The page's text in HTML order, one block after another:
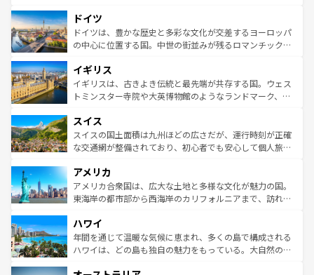
せる。地方によって風土や気候が異なるスペインはその個
性で訪れる人を魅了する。 なお、新着のスペイン情報は コ
ンテンツ一覧を参照してほしい。
で、幅広い魅力が詰まっている。華麗な宮殿、歴史的な大
聖堂、美しいビーチ、そして豊かな自然が、訪れる者を心
から魅了する。また、フランスは美食の国としても知ら
いる。シャンパンの発祥地であるランス、プロヴァンスの
香り高いラベンダー畑など、多彩な楽しみ方が可能だ。さ
らに、パリ以外の地域にも魅力が溢れており、どの街角に
れる地方に足を運ぶとそれぞれで全く異なる文化を体験で
きるだろう。 なお、新着のフランス情報はコンテンツ一覧
を参照してほしい。
ドイツ
ドイツは、豊かな歴史と多彩な文化が交差するヨーロッパ
の中心に位置する国。中世の街並みが残るロマンチック街
顔を持つこの国は、どこを歩いても飽きることがない。ベ
ルリンの文化的活気、バイエルン州のアルプスの絶景、そ
してライン川沿いのワイン畑といった風景は必見。ビール
は、お酒好きな人にはぜひ体験してほしい。 なお、新着の
ドイツ情報はコンテンツ一覧を参照してほしい。
イギリス
イギリスは、古きよき伝統と最先端が共存する国。ウェス
トミンスター寺院や大英博物館のようなランドマーク、歴
リアごとに異なる魅力がある。また、優雅なアフタヌーン
ティー、ビール好きにはたまらない英国パブ、サッカー観
戦など、本場だからこそできる体験も豊富。イギリスを旅
ンツ一覧を参照してほしい。
スイス
スイスの国土面積は九州ほどの広さだが、運行時刻が正確
な交通網が整備されており、初心者でも安心して個人旅行
の建物がそのまま残る町や、スイスならではのユニークな
博物館もあり、アルプス観光だけでなく町歩きも満喫する
ことができる。国民の所得が高いため物価も高いが、旅行
ば市内交通費無料で観光を楽しむこともできる。 なお、新
着のスイス情報はコンテンツ一覧 を参照してほしい。
アメリカ
アメリカ合衆国は、広大な土地と多様な文化が魅力の国。
東海岸の都市部から西海岸のカリフォルニアまで、訪れる
のような巨大都市は、観光、ショッピング、エンターテイ
ンメントが詰まった刺激的なスポットだ。一方、アメリカ
西部には大自然が広がり、グランドキャニオンやイエロー
ハワイ
年間を通じて温暖な気候に恵まれ、多くの島で構成される
ハワイは、どの島も独自の魅力をもっている。大自然の神